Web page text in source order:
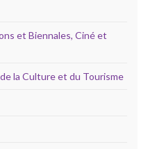
et Biennales, Ciné et
la Culture et du Tourisme